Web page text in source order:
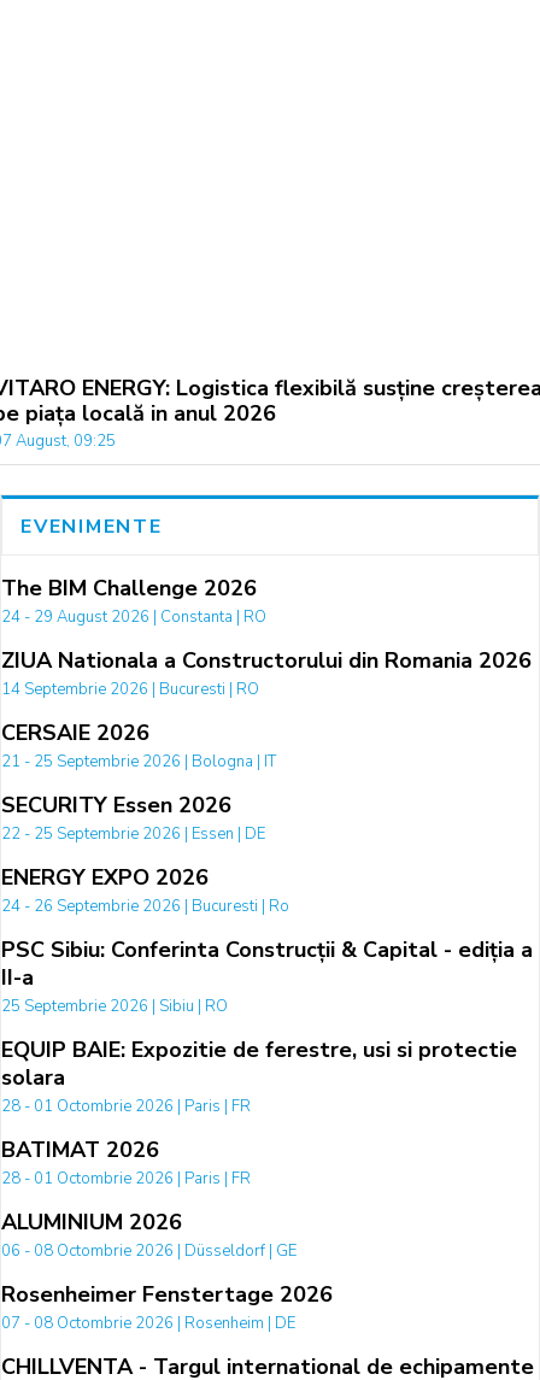
ENERGY: Logistica flexibilă susține
piața locală in anul 2026
August, 09:25
EVENIMENTE
The BIM Challenge 2026
24 - 29 August 2026 | Constanta | RO
ZIUA Nationala a Constructorului din Romania 2026
14 Septembrie 2026 | Bucuresti | RO
CERSAIE 2026
21 - 25 Septembrie 2026 | Bologna | IT
SECURITY Essen 2026
22 - 25 Septembrie 2026 | Essen | DE
ENERGY EXPO 2026
24 - 26 Septembrie 2026 | Bucuresti | Ro
PSC Sibiu: Conferinta Construcții & Capital - ediția a
II-a
25 Septembrie 2026 | Sibiu | RO
EQUIP BAIE: Expozitie de ferestre, usi si protectie
solara
28 - 01 Octombrie 2026 | Paris | FR
BATIMAT 2026
28 - 01 Octombrie 2026 | Paris | FR
ALUMINIUM 2026
06 - 08 Octombrie 2026 | Düsseldorf | GE
Rosenheimer Fenstertage 2026
07 - 08 Octombrie 2026 | Rosenheim | DE
CHILLVENTA - Targul international de echipamente